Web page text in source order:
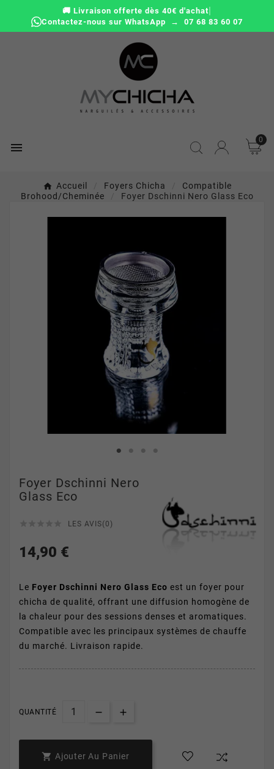
🚚 Livraison offerte dès 40€ d'achat|
Contactez-nous sur WhatsApp → 07 68 83 60 07

0
Accueil Foyers Chicha
Compatible
Brohood/cheminée
Foyer Dschinni Nero Glass Eco
Foyer Dschinni Nero
Glass Eco
LES AVIS(0)
14,90 €
Le Foyer Dschinni Nero Glass Eco est un foyer pour
chicha de qualité, offrant une diffusion homogène de
la chaleur pour des sessions denses et aromatiques.
Compatible avec les principaux systèmes de chauffe
du marché. Livraison rapide.
QUANTITÉ
 Ajouter Au Panier